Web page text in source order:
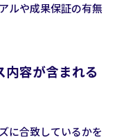
ルや成果保証の有無
内容が含まれる
に合致しているかを